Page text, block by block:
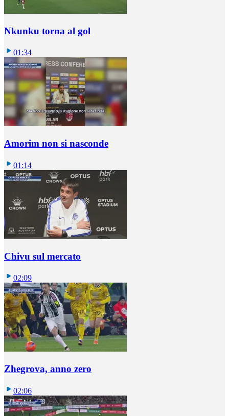
Nkunku torna al gol
01:34
Amorim non si nasconde
01:14
Chivu sul mercato
02:09
Zhegrova, anno zero
02:06